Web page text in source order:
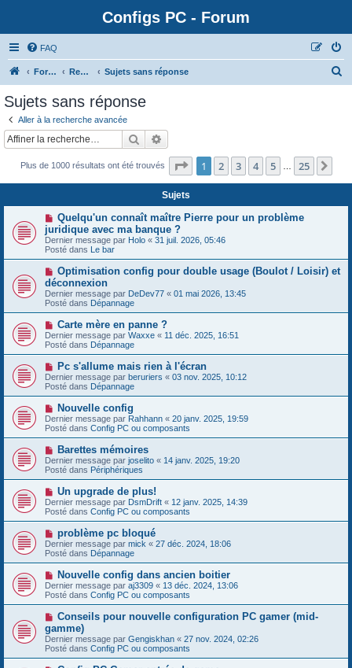
Configs PC - Forum
FAQ
Forum Rechercher Sujets sans réponse
Sujets sans réponse
Aller à la recherche avancée
Rechercher
Plus de 1000 résultats ont été trouvés Page 1sur25
1 2 3 4 5 25
Sujets
N
u
v
e
a
u
m
e
s
a
g
e
Quelqu'un connaît maître Pierre pour un problème
juridique avec ma banque ?
Dernier message par Holo « 31 juil. 2026, 05:46
Posté dans Le bar
N
o
u
v
e
a
u
m
e
s
s
a
g
e
Optimisation config pour double usage (Boulot / Loisir) et
déconnexion
Dernier message par DeDev77 « 01 mai 2026, 13:45
Posté dans Dépannage
N
o
u
v
e
a
u
m
e
s
a
g
e
Carte mère en panne ?
Dernier message par Waxxe « 11 déc. 2025, 16:51
Posté dans Dépannage
N
o
u
v
e
a
u
m
e
s
a
g
e
Pc s'allume mais rien à l'écran
Dernier message par beruriers « 03 nov. 2025, 10:12
Posté dans Dépannage
N
o
u
v
e
a
u
m
e
s
s
a
g
Nouvelle config
Dernier message par Rahhann « 20 janv. 2025, 19:59
Posté dans Config PC ou composants
N
o
u
v
e
a
u
m
e
s
s
a
g
e
Barettes mémoires
Dernier message par joselito « 14 janv. 2025, 19:20
Posté dans Périphériques
N
o
u
v
u
m
e
s
a
g
e
Un upgrade de plus!
Dernier message par DsmDrift « 12 janv. 2025, 14:39
Posté dans Config PC ou composants
N
o
u
v
e
a
u
m
e
s
s
a
g
e
problème pc bloqué
Dernier message par mick « 27 déc. 2024, 18:06
Posté dans Dépannage
N
o
u
v
a
u
m
e
s
Nouvelle config dans ancien boitier
Dernier message par aj3309 « 13 déc. 2024, 13:06
Posté dans Config PC ou composants
N
u
v
e
a
Conseils pour nouvelle configuration PC gamer (mid-
gamme)
Dernier message par Gengiskhan « 27 nov. 2024, 02:26
Posté dans Config PC ou composants